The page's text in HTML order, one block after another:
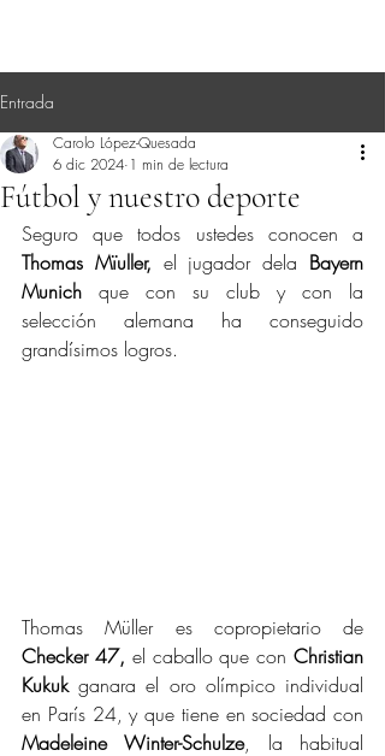
Entrada
Fútbol y nuestro deporte
Carolo López-Quesada
6 dic 2024 1 min de lectura
Thomas Mïuller, el jugador dela Bayern
Munich que con su club y con la
selección alemana ha conseguido
grandísimos logros.
Checker 47, el caballo que con Christian
Kukuk ganara el oro olímpico individual
Madeleine Winter-Schulze, la habitual